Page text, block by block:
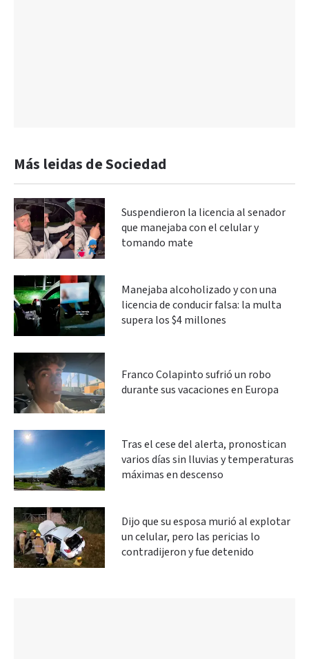
Más leidas de Sociedad
Suspendieron la licencia al senador
que manejaba con el celular y
tomando mate
Manejaba alcoholizado y con una
licencia de conducir falsa: la multa
supera los $4 millones
Franco Colapinto sufrió un robo
durante sus vacaciones en Europa
Tras el cese del alerta, pronostican
varios días sin lluvias y temperaturas
máximas en descenso
Dijo que su esposa murió al explotar
un celular, pero las pericias lo
contradijeron y fue detenido